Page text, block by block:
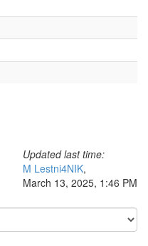
Updated last time:
M Lestni4NIK,
March 13, 2025, 1:46 PM